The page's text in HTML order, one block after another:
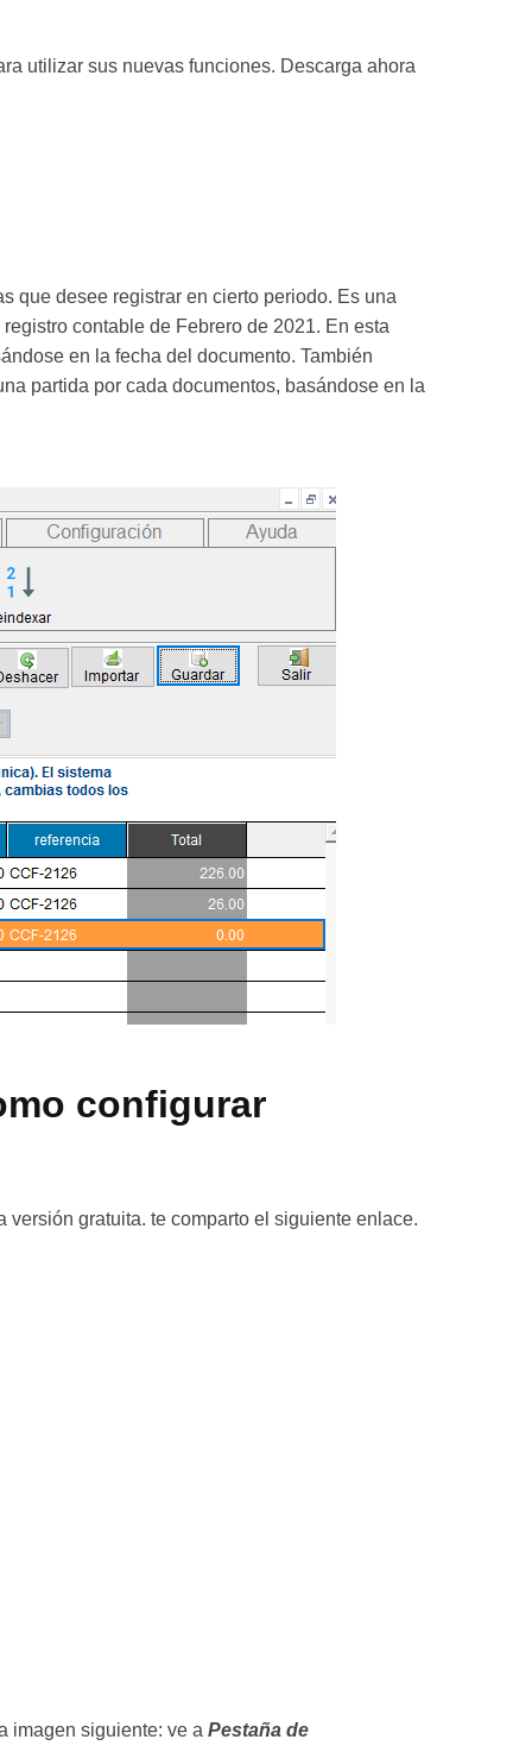
utilizar sus nuevas funciones. Descarga ahora
que desee registrar en cierto periodo. Es una
contable de Febrero de 2021. En esta
en la fecha del documento. También
partida por cada documentos, basándose en la
configurar
gratuita. te comparto el siguiente enlace.
imagen siguiente: ve a Pestaña de